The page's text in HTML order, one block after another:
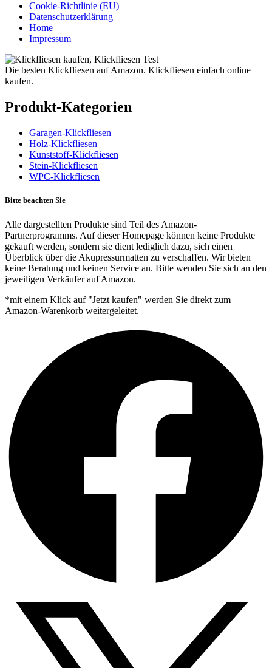
Cookie-Richtlinie (EU)
Datenschutzerklärung
Home
Impressum
Die besten Klickfliesen auf Amazon. Klickfliesen einfach online
kaufen.
Produkt-Kategorien
Garagen-Klickfliesen
Holz-Klickfliesen
Kunststoff-Klickfliesen
Stein-Klickfliesen
WPC-Klickfliesen
Bitte beachten Sie
Alle dargestellten Produkte sind Teil des Amazon-
Partnerprogramms. Auf dieser Homepage können keine Produkte
gekauft werden, sondern sie dient lediglich dazu, sich einen
Überblick über die Akupressurmatten zu verschaffen. Wir bieten
keine Beratung und keinen Service an. Bitte wenden Sie sich an den
jeweiligen Verkäufer auf Amazon.
*mit einem Klick auf "Jetzt kaufen" werden Sie direkt zum
Amazon-Warenkorb weitergeleitet.